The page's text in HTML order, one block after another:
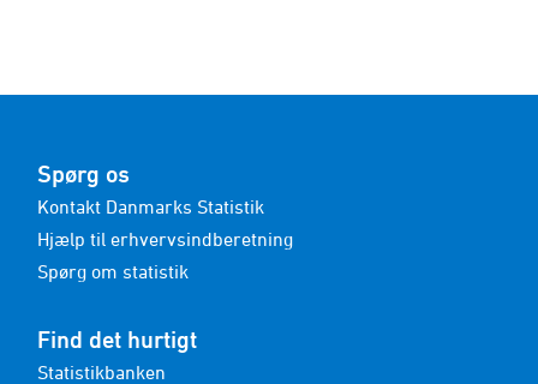
Spørg os
Kontakt Danmarks Statistik
Hjælp til erhvervsindberetning
Spørg om statistik
Find det hurtigt
Statistikbanken